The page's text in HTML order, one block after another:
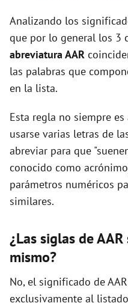
Analizando los
que por lo general los 3
abreviatura AAR
las palabras que
en la lista.
Esta regla no siempre
usarse varias letras de
abreviar para que
conocido como
parámetros numéricos
similares.
¿Las siglas de
mismo?
No, el significado de
exclusivamente al